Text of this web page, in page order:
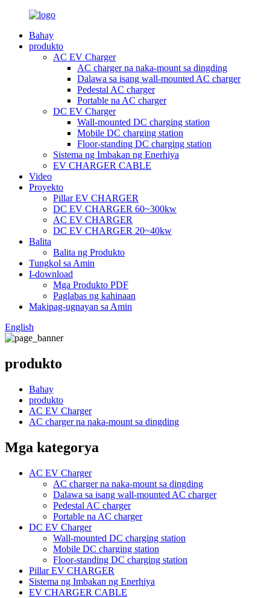
Bahay
produkto
AC EV Charger
AC charger na naka-mount sa dingding
Dalawa sa isang wall-mounted AC charger
Pedestal AC charger
Portable na AC charger
DC EV Charger
Wall-mounted DC charging station
Mobile DC charging station
Floor-standing DC charging station
Sistema ng Imbakan ng Enerhiya
EV CHARGER CABLE
Video
Proyekto
Pillar EV CHARGER
DC EV CHARGER 60~300kw
AC EV CHARGER
DC EV CHARGER 20~40kw
Balita
Balita ng Produkto
Tungkol sa Amin
I-download
Mga Produkto PDF
Paglabas ng kahinaan
Makipag-ugnayan sa Amin
English
produkto
Bahay
produkto
AC EV Charger
AC charger na naka-mount sa dingding
Mga kategorya
AC EV Charger
AC charger na naka-mount sa dingding
Dalawa sa isang wall-mounted AC charger
Pedestal AC charger
Portable na AC charger
DC EV Charger
Wall-mounted DC charging station
Mobile DC charging station
Floor-standing DC charging station
Pillar EV CHARGER
Sistema ng Imbakan ng Enerhiya
EV CHARGER CABLE